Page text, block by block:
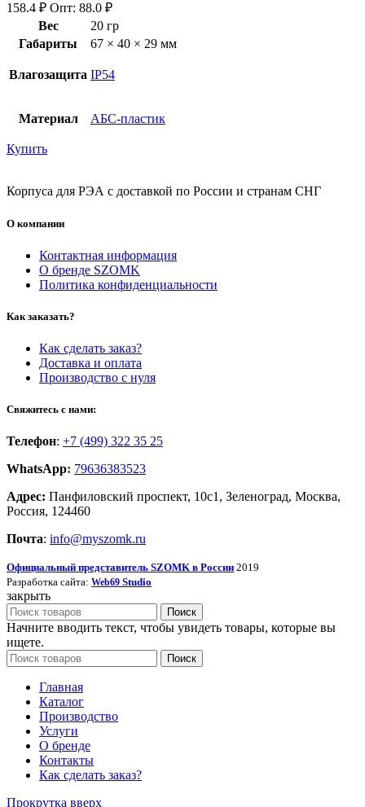
158.4 ₽ Опт: 88.0 ₽
Вес
20 гр
Габариты
67 × 40 × 29 мм
Влагозащита IP54
Материал АБС-пластик
Купить
Корпуса для РЭА с доставкой по России и странам СНГ
О компании
Контактная информация
О бренде SZOMK
Политика конфиденциальности
Как заказать?
Как сделать заказ?
Доставка и оплата
Производство с нуля
Свяжитесь с нами:
Телефон: +7 (499) 322 35 25
WhatsApp: 79636383523
Адрес: Панфиловский проспект, 10с1, Зеленоград, Москва,
Россия, 124460
Почта: info@myszomk.ru
Официальный представитель SZOMK в России 2019
Разработка сайта: Web69 Studio
закрыть
Поиск
Начните вводить текст, чтобы увидеть товары, которые вы
ищете.
Поиск
Главная
Каталог
Производство
Услуги
О бренде
Контакты
Как сделать заказ?
Прокрутка вверх